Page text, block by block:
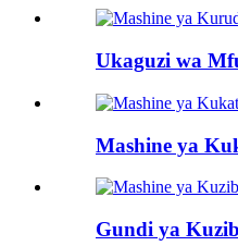
Ukaguzi wa
Mashine ya
Gundi ya